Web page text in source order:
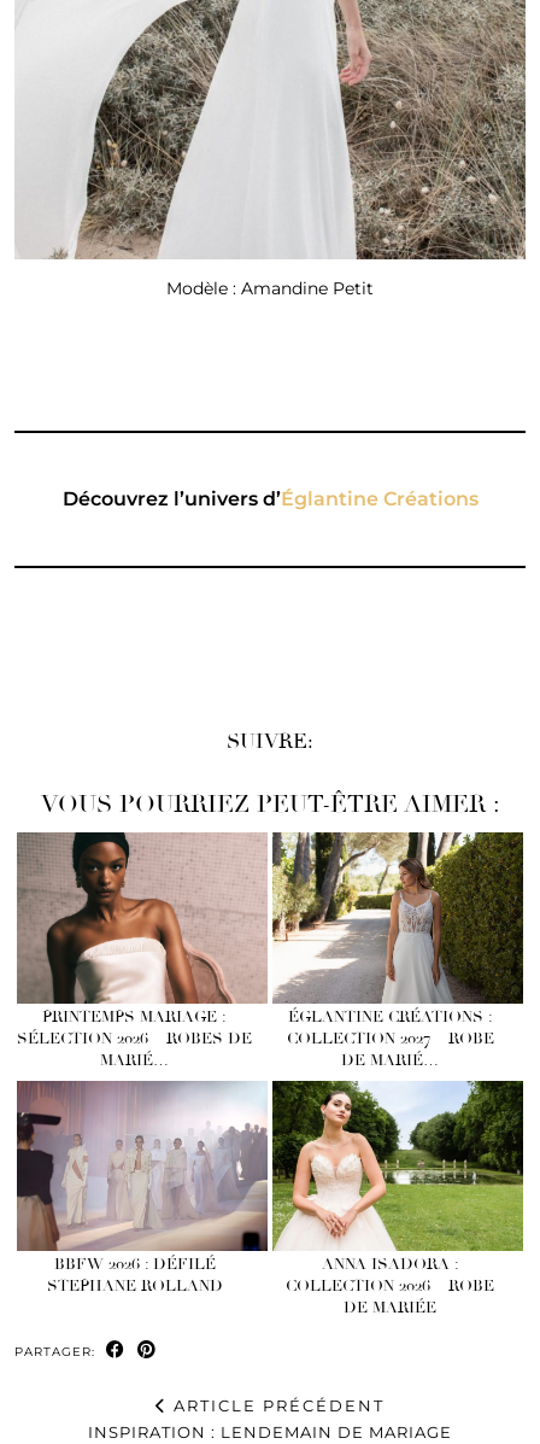
Modèle : Amandine Petit
Découvrez l’univers d’Églantine Créations
SUIVRE:
VOUS POURRIEZ PEUT-ÊTRE AIMER :
PRINTEMPS MARIAGE :
SÉLECTION 2026 – ROBES DE
MARIÉ…
ÉGLANTINE CRÉATIONS :
COLLECTION 2027 – ROBE
DE MARIÉ…
BBFW 2026 : DÉFILÉ
STEPHANE ROLLAND
ANNA ISADORA :
COLLECTION 2026 – ROBE
DE MARIÉE
PARTAGER:
ARTICLE PRÉCÉDENT
INSPIRATION : LENDEMAIN DE MARIAGE